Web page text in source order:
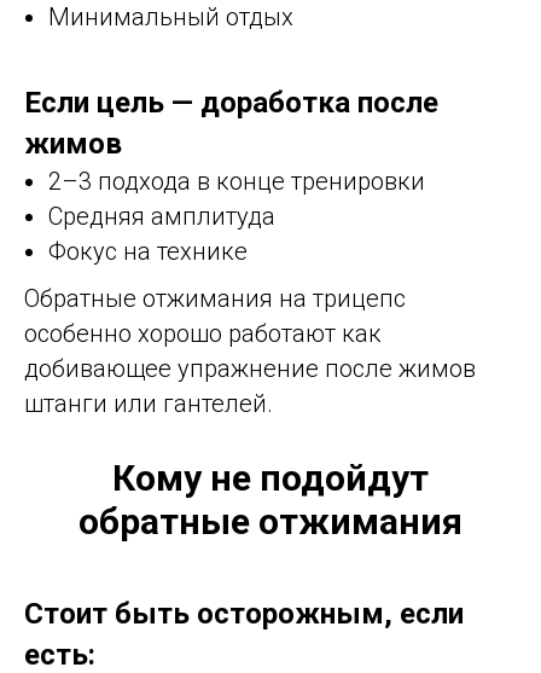
Минимальный отдых
Если цель — доработка после
жимов
2–3 подхода в конце тренировки
Средняя амплитуда
Фокус на технике
Обратные отжимания на трицепс
особенно хорошо работают как
добивающее упражнение после жимов
штанги или гантелей.
Кому не подойдут
обратные отжимания
Стоит быть осторожным, если
есть: